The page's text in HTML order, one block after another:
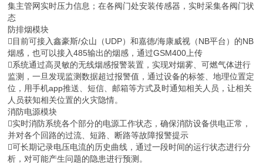
集主管网实时压力信息；在各阀门处安装传感器，实时采集各阀门状
态
防排烟模块
目前可接入鑫豪斯/众山（UDP）和嘉德/海康威视（NB平台）的NB
烟感，也可以接入485输出的烟感，通过GSM400上传
系统通过高灵敏的无线烟感报警装置，实现对烟雾、可燃气体进行
监测，一旦发现监测数据超过报警值，通过设备的标签、地理位置定
位，用手机app推送、短信、邮箱等方式及时通知相关人员，让相关
人员获知相关位置的火灾隐情。
消防电源模块
实时消防系统各个部分的电源工作状态，确保消防设备供电正常，
并对各个回路的过流、短路、断路等故障报警提示
可长期记录电压电流的历史曲线，通过一段时间的运行状态进行分
析，对可能产生问题的隐患进行预测。